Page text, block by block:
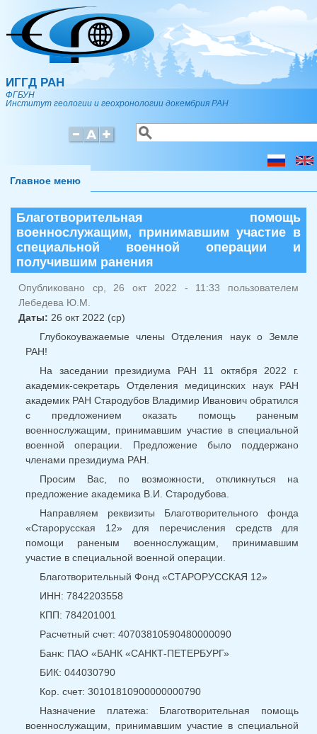
Перейти к основному содержанию
ИГГД РАН
ФГБУН
Институт геологии и геохронологии докембрия РАН
Форма поиска
Поиск
Главное меню
Благотворительная помощь
военнослужащим, принимавшим участие в
специальной военной операции и
получившим ранения
Опубликовано ср, 26 окт 2022 - 11:33 пользователем
Лебедева Ю.М.
Даты: 26 окт 2022 (ср)
Глубокоуважаемые члены Отделения наук о Земле
РАН!
На заседании президиума РАН 11 октября 2022 г.
академик-секретарь Отделения медицинских наук РАН
академик РАН Стародубов Владимир Иванович обратился
с предложением оказать помощь раненым
военнослужащим, принимавшим участие в специальной
военной операции. Предложение было поддержано
членами президиума РАН.
Просим Вас, по возможности, откликнуться на
предложение академика В.И. Стародубова.
Направляем реквизиты Благотворительного фонда
«Старорусская 12» для перечисления средств для
помощи раненым военнослужащим, принимавшим
участие в специальной военной операции.
Благотворительный Фонд «СТАРОРУССКАЯ 12»
ИНН: 7842203558
КПП: 784201001
Расчетный счет: 40703810590480000090
Банк: ПАО «БАНК «САНКТ-ПЕТЕРБУРГ»
БИК: 044030790
Кор. счет: 30101810900000000790
Назначение платежа: Благотворительная помощь
военнослужащим, принимавшим участие в специальной